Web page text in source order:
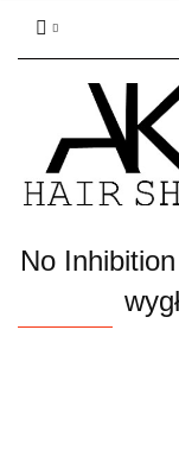
No